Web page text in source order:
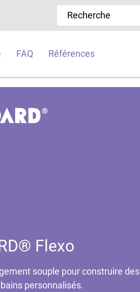
FAQ Références
Flexo
souple pour construire des
personnalisés.